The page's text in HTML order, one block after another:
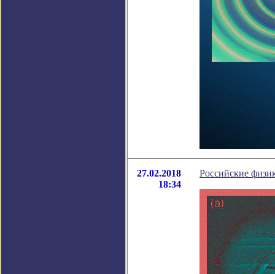
27.02.2018
18:34
Российские